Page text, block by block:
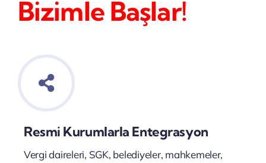
Bizimle Başlar!
Resmi Kurumlarla Entegrasyon
Vergi daireleri, SGK, belediyeler, mahkemeler,